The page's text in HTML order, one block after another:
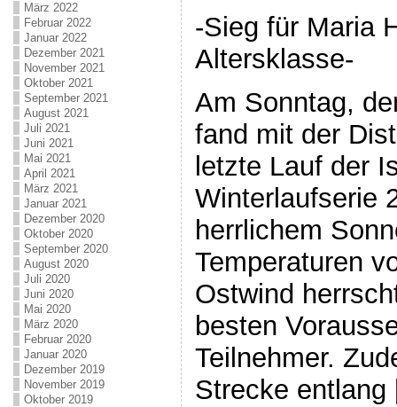
März 2022
Februar 2022
Januar 2022
Dezember 2021
November 2021
Oktober 2021
September 2021
August 2021
Juli 2021
Juni 2021
Mai 2021
April 2021
März 2021
Januar 2021
Dezember 2020
Oktober 2020
September 2020
August 2020
Juli 2020
Juni 2020
Mai 2020
März 2020
Februar 2020
Januar 2020
Dezember 2019
November 2019
Oktober 2019
-Sieg für Maria
Altersklasse-
Am Sonntag,
fand mit der
letzte Lauf der
Winterlaufserie
herrlichem
Temperaturen
Ostwind
besten
Teilnehmer.
Strecke